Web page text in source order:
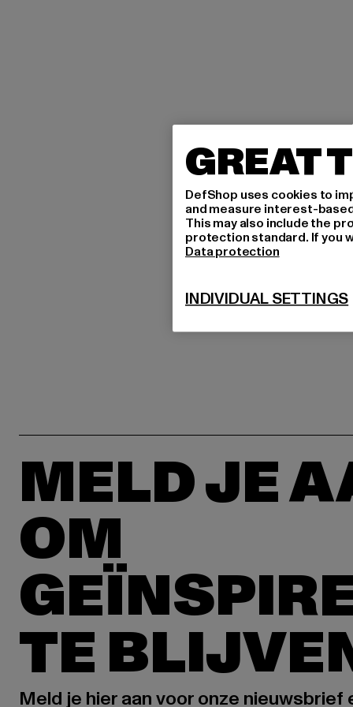
MELD JE
OM
TE
Meld je hier aan voor onze nieuwsbrief
GREAT
DefShop uses cookies to
and measure interest-
This may also include the
protection standard. If you
Data protection
INDIVIDUAL SETTINGS